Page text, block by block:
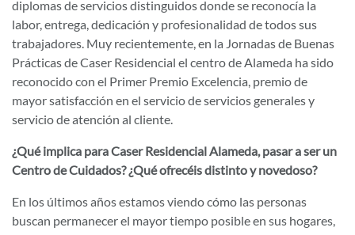
diplomas de servicios distinguidos donde se reconocía la
labor, entrega, dedicación y profesionalidad de todos sus
trabajadores. Muy recientemente, en la Jornadas de Buenas
Prácticas de Caser Residencial el centro de Alameda ha sido
reconocido con el Primer Premio Excelencia, premio de
mayor satisfacción en el servicio de servicios generales y
servicio de atención al cliente.
¿Qué implica para Caser Residencial Alameda, pasar a ser un
Centro de Cuidados? ¿Qué ofrecéis distinto y novedoso?
En los últimos años estamos viendo cómo las personas
buscan permanecer el mayor tiempo posible en sus hogares,